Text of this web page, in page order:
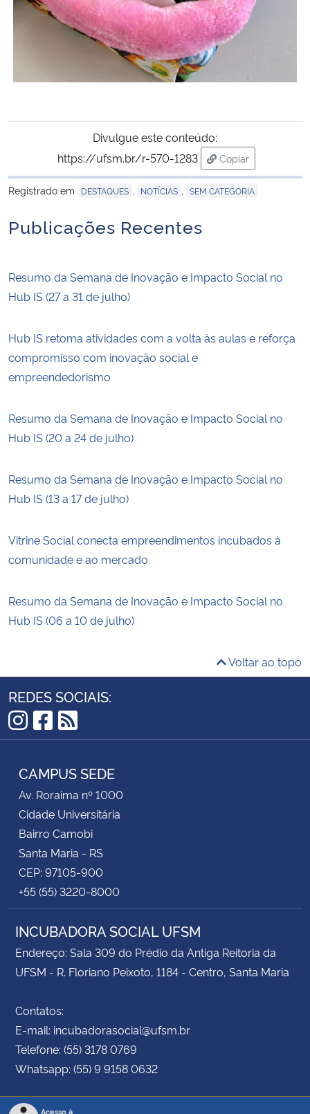
Divulgue este conteúdo:
https://ufsm.br/r-570-1283
Copiar
para área de
Registrado em
DESTAQUES NOTÍCIAS SEM CATEGORIA
Publicações Recentes
Resumo da Semana de Inovação e Impacto Social no
Hub IS (27 a 31 de julho)
Hub IS retoma atividades com a volta às aulas e reforça
compromisso com inovação social e
empreendedorismo
Resumo da Semana de Inovação e Impacto Social no
Hub IS (20 a 24 de julho)
Resumo da Semana de Inovação e Impacto Social no
Hub IS (13 a 17 de julho)
Vitrine Social conecta empreendimentos incubados à
comunidade e ao mercado
Resumo da Semana de Inovação e Impacto Social no
Hub IS (06 a 10 de julho)
Voltar ao topo
REDES SOCIAIS:
Instagram
Facebook
RSS
CAMPUS SEDE
Av. Roraima nº 1000
Cidade Universitária
Bairro Camobi
Santa Maria - RS
CEP: 97105-900
+55 (55) 3220-8000
INCUBADORA SOCIAL UFSM
Endereço: Sala 309 do Prédio da Antiga Reitoria da
UFSM - R. Floriano Peixoto, 1184 - Centro, Santa Maria
Contatos:
E-mail: incubadorasocial@ufsm.br
Telefone: (55) 3178 0769
Whatsapp: (55) 9 9158 0632
Acesso à